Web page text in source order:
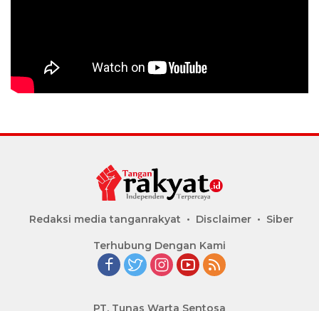
Redaksi media tanganrakyat Disclaimer Siber
Terhubung Dengan Kami
PT. Tunas Warta Sentosa